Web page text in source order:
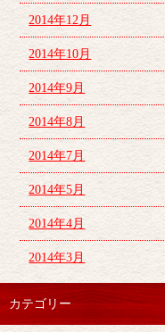
2014年12月
2014年10月
2014年9月
2014年8月
2014年7月
2014年5月
2014年4月
2014年3月
カテゴリー